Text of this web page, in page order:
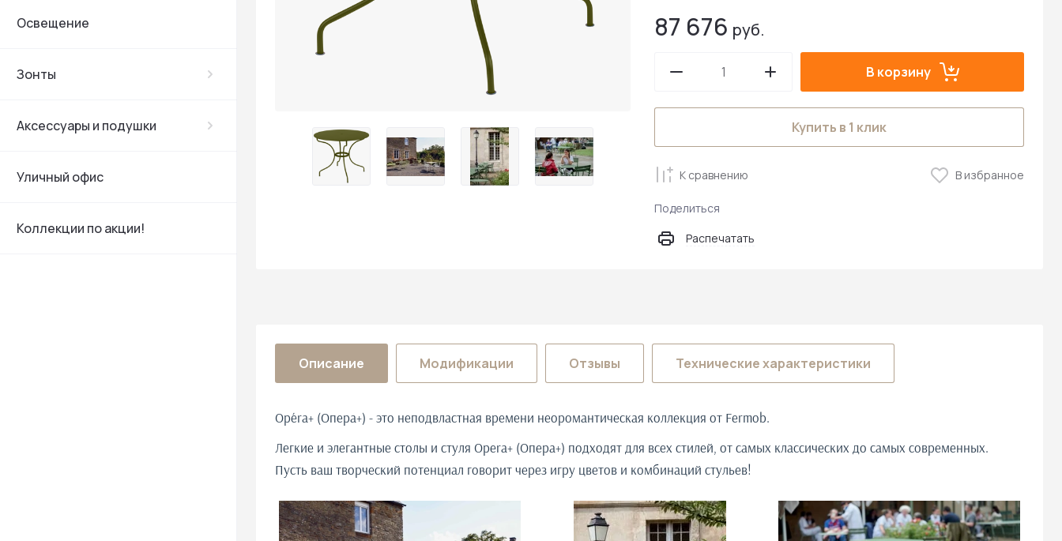
Освещение
Зонты
Аксессуары и подушки
Уличный офис
Коллекции по акции!
87 676 руб.
В корзину
Купить в 1 клик
К сравнению В избранное
Поделиться
Распечатать
Описание Модификации Отзывы Технические характеристики
Opéra+ (Опера+) - это неподвластная времени неоромантическая коллекция от Fermob.
Легкие и элегантные столы и стуля Opera+ (Опера+) подходят для всех стилей, от самых классических до самых современных.
Пусть ваш творческий потенциал говорит через игру цветов и комбинаций стульев!